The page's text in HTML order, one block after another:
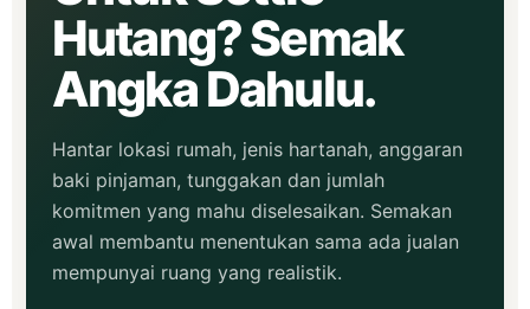
Hutang? Semak
Angka Dahulu.
Hantar lokasi rumah, jenis hartanah, anggaran
baki pinjaman, tunggakan dan jumlah
komitmen yang mahu diselesaikan. Semakan
awal membantu menentukan sama ada jualan
mempunyai ruang yang realistik.